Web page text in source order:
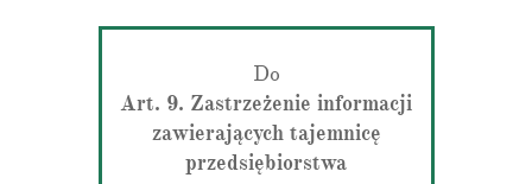
Do
Art. 9. Zastrzeżenie informacji
zawierających tajemnicę
przedsiębiorstwa